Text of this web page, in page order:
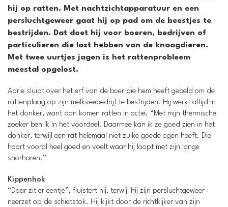
hij op ratten. Met nachtzichtapparatuur en een
persluchtgeweer gaat hij op pad om de beestjes te
bestrijden. Dat doet hij voor boeren, bedrijven of
particulieren die last hebben van de knaagdieren.
Met twee uurtjes jagen is het rattenprobleem
meestal opgelost.
Adrie sluipt over het erf van de boer die hem heeft gebeld om de
rattenplaag op zijn melkveebedrijf te bestrijden. Hij werkt altijd in
het donker, want dan komen ratten in actie. “Met mijn thermische
zoeker ben ik in het voordeel. Daarmee kan ik ze goed zien in het
donker, terwijl een rat helemaal niet zulke goede ogen heeft. Die
hoort vooral heel goed en voelt waar hij loopt met zijn lange
snorharen.”
Kippenhok
“Daar zit er eentje”, fluistert hij, terwijl hij zijn persluchtgeweer
neerzet op de schietstok. Hij kijkt door de richtkijker van zijn